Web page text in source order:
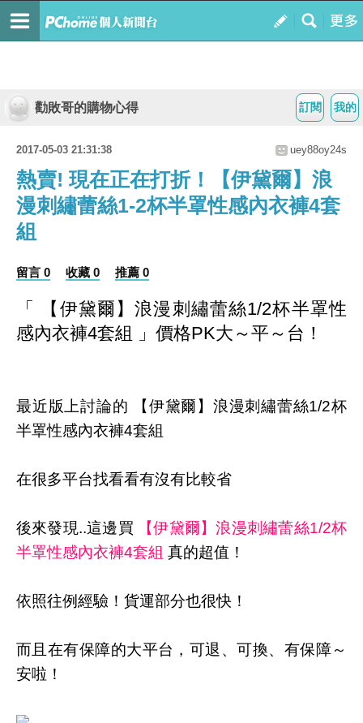
我的
訂閱
勸敗哥的購物心得
2017-05-03 21:31:38 uey88oy24s
熱賣! 現在正在打折！【伊黛爾】浪
漫刺繡蕾絲1-2杯半罩性感內衣褲4套
組
留言 0 收藏 0 推薦 0
「 【伊黛爾】浪漫刺繡蕾絲1/2杯半罩性
感內衣褲4套組 」價格PK大～平～台！
最近版上討論的 【伊黛爾】浪漫刺繡蕾絲1/2杯
半罩性感內衣褲4套組
在很多平台找看看有沒有比較省
後來發現..這邊買
【伊黛爾】浪漫刺繡蕾絲1/2杯
半罩性感內衣褲4套組 真的超值！
依照往例經驗！貨運部分也很快！
而且在有保障的大平台，可退、可換、有保障～
安啦！